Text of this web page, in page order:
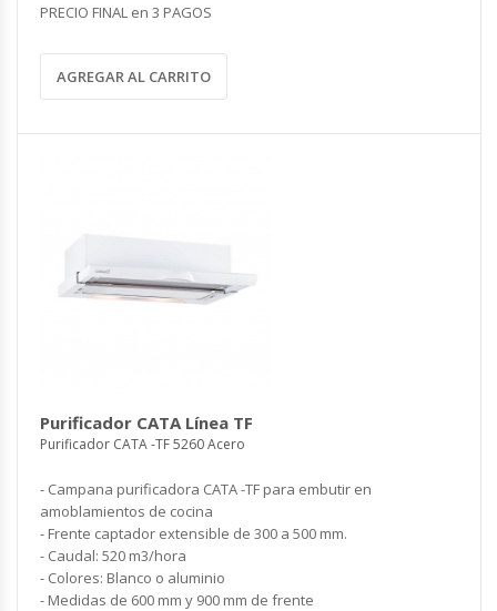
PRECIO FINAL en 3 PAGOS
AGREGAR AL CARRITO
Purificador CATA Línea TF
Purificador CATA -TF 5260 Acero
- Campana purificadora CATA -TF para embutir en
amoblamientos de cocina
- Frente captador extensible de 300 a 500 mm.
- Caudal: 520 m3/hora
- Colores: Blanco o aluminio
- Medidas de 600 mm y 900 mm de frente